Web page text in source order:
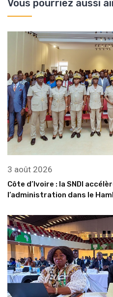
Vous pourriez aussi
3 août 2026
Côte d’Ivoire : la SNDI
l’administration dans le